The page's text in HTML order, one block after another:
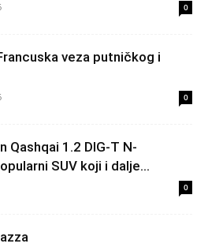
0
veza putničkog i
0
Qashqai 1.2 DIG-T N-
SUV koji i dalje...
0